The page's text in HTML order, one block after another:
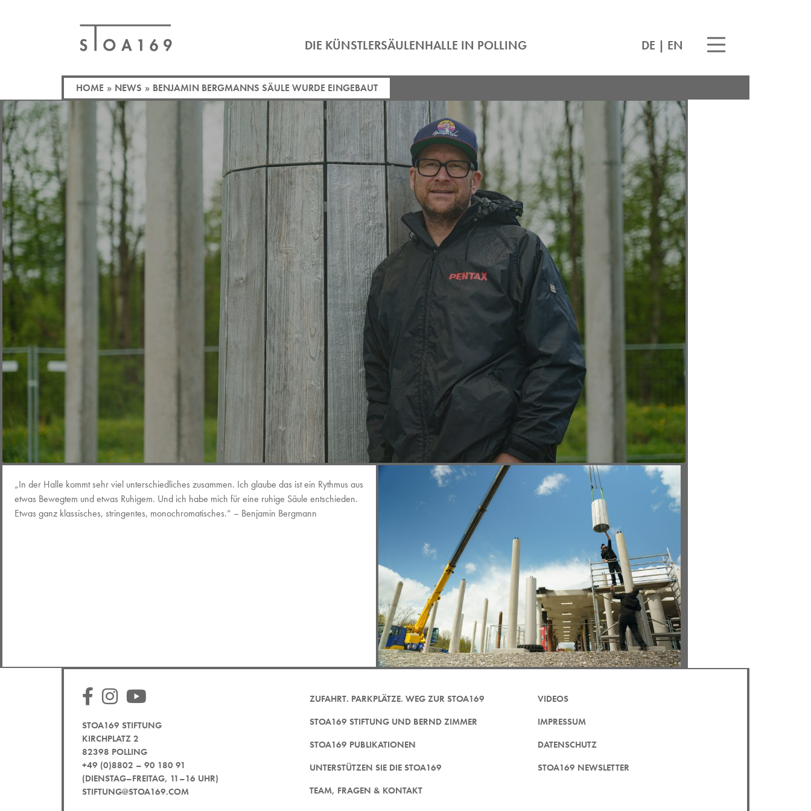
DIE KÜNSTLERSÄULENHALLE IN POLLING DE | EN
HOME » NEWS » BENJAMIN BERGMANNS SÄULE WURDE EINGEBAUT
„In der Halle kommt sehr viel unterschiedliches zusammen. Ich glaube das ist ein Rythmus aus
etwas Bewegtem und etwas Ruhigem. Und ich habe mich für eine ruhige Säule entschieden.
Etwas ganz klassisches, stringentes, monochromatisches.“ – Benjamin Bergmann
STOA169 STIFTUNG
KIRCHPLATZ 2
82398 POLLING
+49 (0)8802 – 90 180 91
(DIENSTAG–FREITAG, 11–16 UHR)
STIFTUNG@STOA169.COM
ZUFAHRT. PARKPLÄTZE. WEG ZUR STOA169
STOA169 STIFTUNG UND BERND ZIMMER
STOA169 PUBLIKATIONEN
UNTERSTÜTZEN SIE DIE STOA169
TEAM, FRAGEN & KONTAKT
VIDEOS
IMPRESSUM
DATENSCHUTZ
STOA169 NEWSLETTER